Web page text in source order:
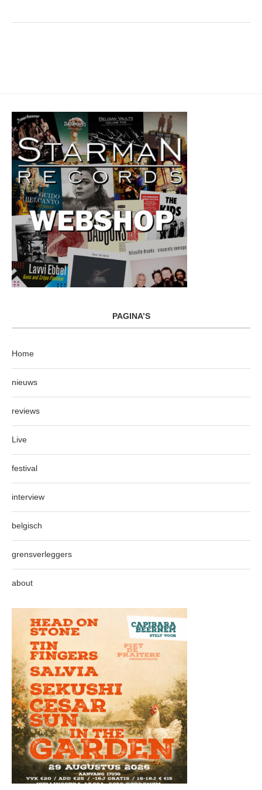
PAGINA’S
Home
nieuws
reviews
Live
festival
interview
belgisch
grensverleggers
about